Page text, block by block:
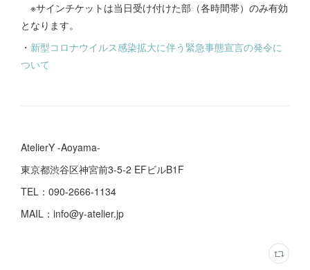
※サインチケットは当日受け付けた部（各時間帯）のみ有効
となります。
・ 新型コロナウイルス感染拡大に伴う緊急事態宣言の発令に
ついて
AtelierY -Aoyama-
東京都渋谷区神宮前3-5-2 EFビルB1F
TEL：090-2666-1134
MAIL：info@y-atelier.jp